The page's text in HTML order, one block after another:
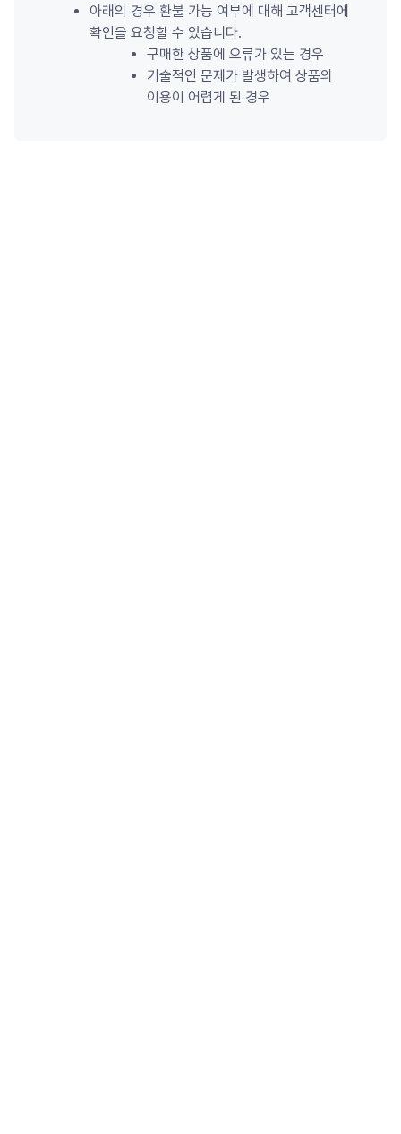
아래의 경우 환불 가능 여부에 대해 고객센터에
확인을 요청할 수 있습니다.
구매한 상품에 오류가 있는 경우
기술적인 문제가 발생하여 상품의
이용이 어렵게 된 경우